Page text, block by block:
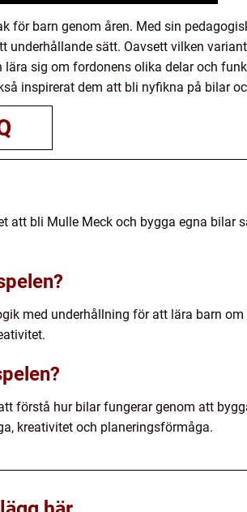
för barn genom åren. Med sin
sätt. Oavsett vilken
sig om fordonens olika delar och
inspirerat dem att bli nyfikna på bilar
att bli Mulle Meck och bygga egna bilar
med underhållning för att lära barn
förstå hur bilar fungerar genom att
kreativitet och planeringsförmåga.